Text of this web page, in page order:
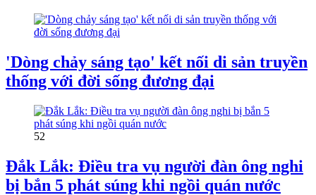
'Dòng chảy sáng tạo' kết nối di sản truyền
thống với đời sống đương đại
52
Đắk Lắk: Điều tra vụ người đàn ông nghi
bị bắn 5 phát súng khi ngồi quán nước